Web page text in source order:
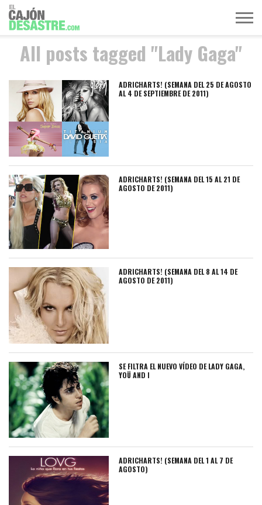
MÚSICA
TELEVISIÓN
POLÍTICA
ACTUALIDAD
EUROVISIÓN
All posts tagged "Lady Gaga"
ADRICHARTS! (SEMANA DEL 25 DE AGOSTO
AL 4 DE SEPTIEMBRE DE 2011)
ADRICHARTS! (SEMANA DEL 15 AL 21 DE
AGOSTO DE 2011)
ADRICHARTS! (SEMANA DEL 8 AL 14 DE
AGOSTO DE 2011)
SE FILTRA EL NUEVO VÍDEO DE LADY GAGA,
YOÜ AND I
ADRICHARTS! (SEMANA DEL 1 AL 7 DE
AGOSTO)